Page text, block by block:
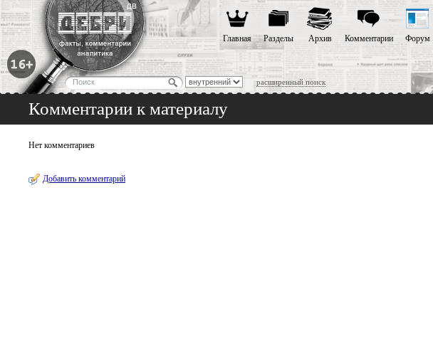
расширенный поиск
Главная Разделы Архив Комментарии Форум
Комментарии к материалу
Нет комментариев
Добавить комментарий